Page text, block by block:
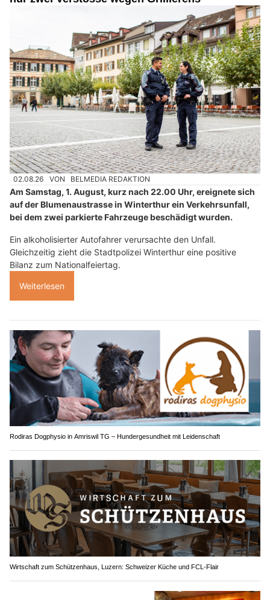
02.08.26 VON BELMEDIA REDAKTION
Am Samstag, 1. August, kurz nach 22.00 Uhr, ereignete sich
auf der Blumenaustrasse in Winterthur ein Verkehrsunfall,
bei dem zwei parkierte Fahrzeuge beschädigt wurden.
Ein alkoholisierter Autofahrer verursachte den Unfall.
Gleichzeitig zieht die Stadtpolizei Winterthur eine positive
Bilanz zum Nationalfeiertag.
Weiterlesen
Rodiras Dogphysio in Amriswil TG – Hundergesundheit mit Leidenschaft
Wirtschaft zum Schützenhaus, Luzern: Schweizer Küche und FCL-Flair